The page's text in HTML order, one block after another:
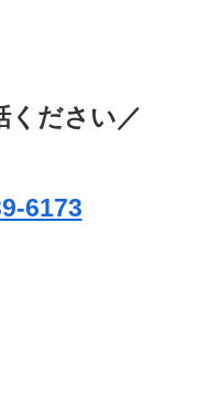
ください／
6173